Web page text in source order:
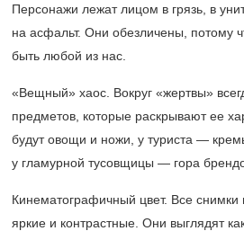
Персонажи лежат лицом в грязь, в
на асфальт. Они обезличены, потому
быть любой из нас.
«Вещный» хаос. Вокруг «жертвы»
предметов, которые раскрывают ее
будут овощи и ножи, у туриста —
у гламурной тусовщицы — гора
Кинематографичный цвет. Все снимки
яркие и контрастные. Они выглядят